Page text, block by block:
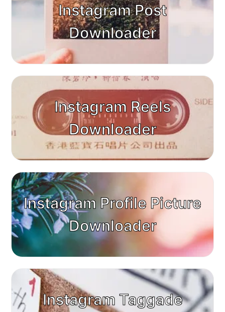
Instagram Post
Downloader
Instagram Reels
Downloader
Instagram Profile Picture
Downloader
Instagram Taggade